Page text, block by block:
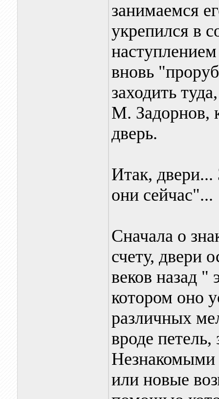
занимаемся
укрепился в
вновь
заходить
М. Задорнов,
дверь.
Итак,
они сейчас"...
Сначала о
счету, двери
веков назад "
котором оно
различных
вроде петель,
Незнакомыми
или новые